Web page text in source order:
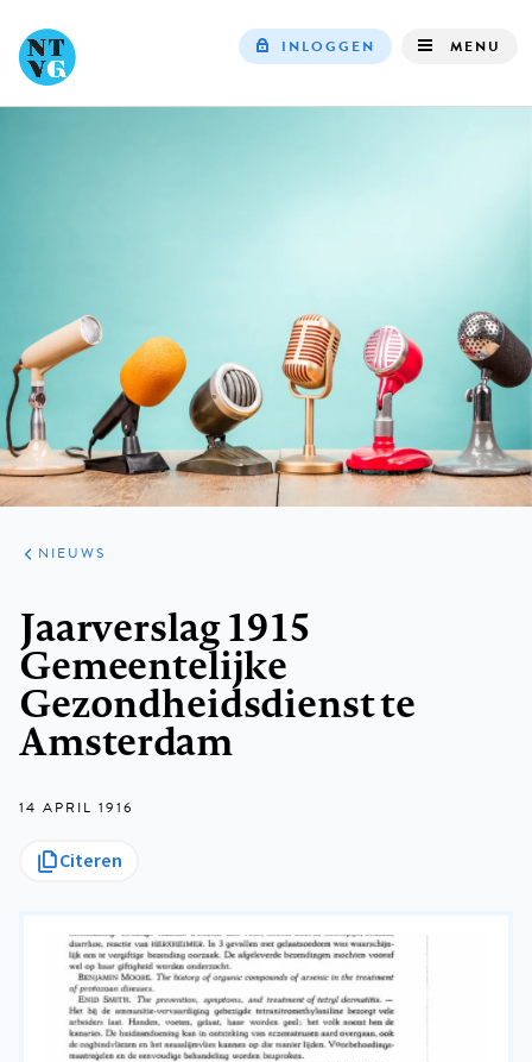
INLOGGEN MENU
ARTIKELEN
HET
KORT
NIEUWS
Jaarverslag 1915
Gemeentelijke
Gezondheidsdienst te
Amsterdam
14 APRIL 1916
Citeren